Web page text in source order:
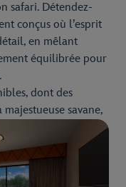
safari. Détendez-
conçus où l’esprit
en mêlant
équilibrée pour
dont des
savane,
exotiques